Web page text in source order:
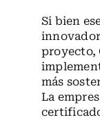
Si bien
proyecto,
más
La